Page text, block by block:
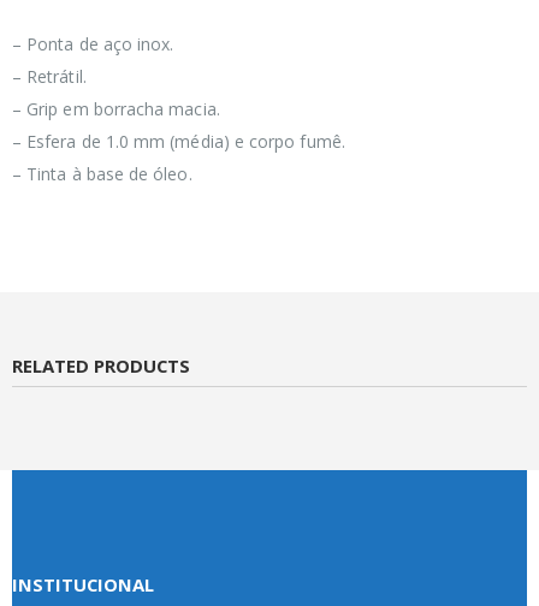
– Ponta de aço inox.
– Retrátil.
– Grip em borracha macia.
– Esfera de 1.0 mm (média) e corpo fumê.
– Tinta à base de óleo.
RELATED PRODUCTS
INSTITUCIONAL